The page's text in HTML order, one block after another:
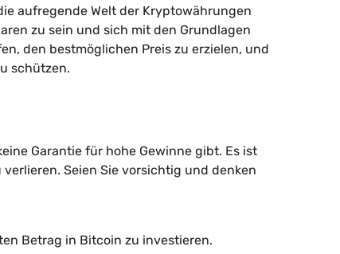
aufregende Welt der Kryptowährungen
zu sein und sich mit den Grundlagen
den bestmöglichen Preis zu erzielen, und
schützen.
Garantie für hohe Gewinne gibt. Es ist
Seien Sie vorsichtig und denken
Betrag in Bitcoin zu investieren.